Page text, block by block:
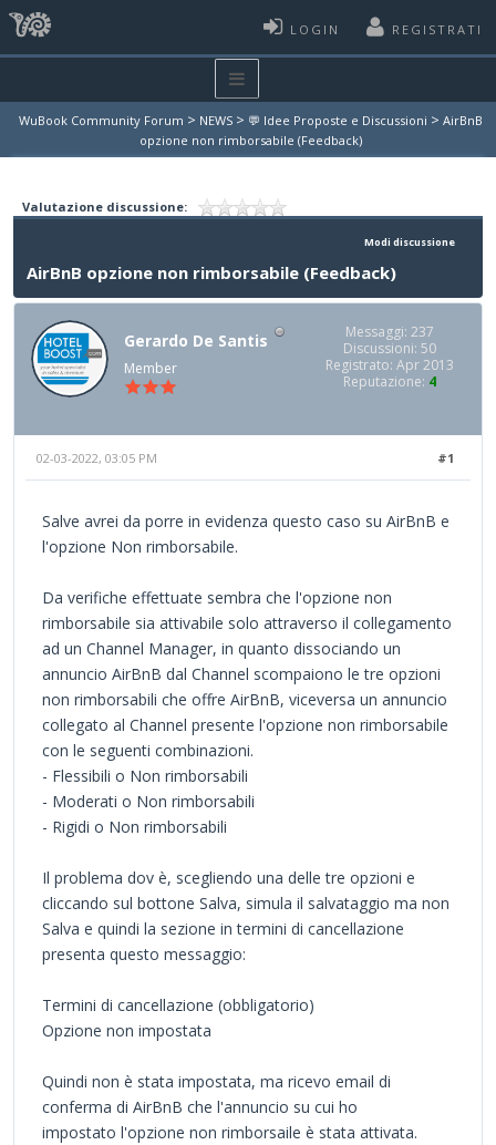
LOGIN REGISTRATI
WuBook Community Forum > NEWS > 💬 Idee Proposte e Discussioni > AirBnB
opzione non rimborsabile (Feedback)
Valutazione discussione:
Modi discussione
AirBnB opzione non rimborsabile (Feedback)
Gerardo De Santis
Member
Messaggi: 237
Discussioni: 50
Registrato: Apr 2013
Reputazione: 4
#1
02-03-2022, 03:05 PM
Salve avrei da porre in evidenza questo caso su AirBnB e
l'opzione Non rimborsabile.
Da verifiche effettuate sembra che l'opzione non
rimborsabile sia attivabile solo attraverso il collegamento
ad un Channel Manager, in quanto dissociando un
annuncio AirBnB dal Channel scompaiono le tre opzioni
non rimborsabili che offre AirBnB, viceversa un annuncio
collegato al Channel presente l'opzione non rimborsabile
con le seguenti combinazioni.
- Flessibili o Non rimborsabili
- Moderati o Non rimborsabili
- Rigidi o Non rimborsabili
Il problema dov è, scegliendo una delle tre opzioni e
cliccando sul bottone Salva, simula il salvataggio ma non
Salva e quindi la sezione in termini di cancellazione
presenta questo messaggio:
Termini di cancellazione (obbligatorio)
Opzione non impostata
Quindi non è stata impostata, ma ricevo email di
conferma di AirBnB che l'annuncio su cui ho
impostato l'opzione non rimborsaile è stata attivata.